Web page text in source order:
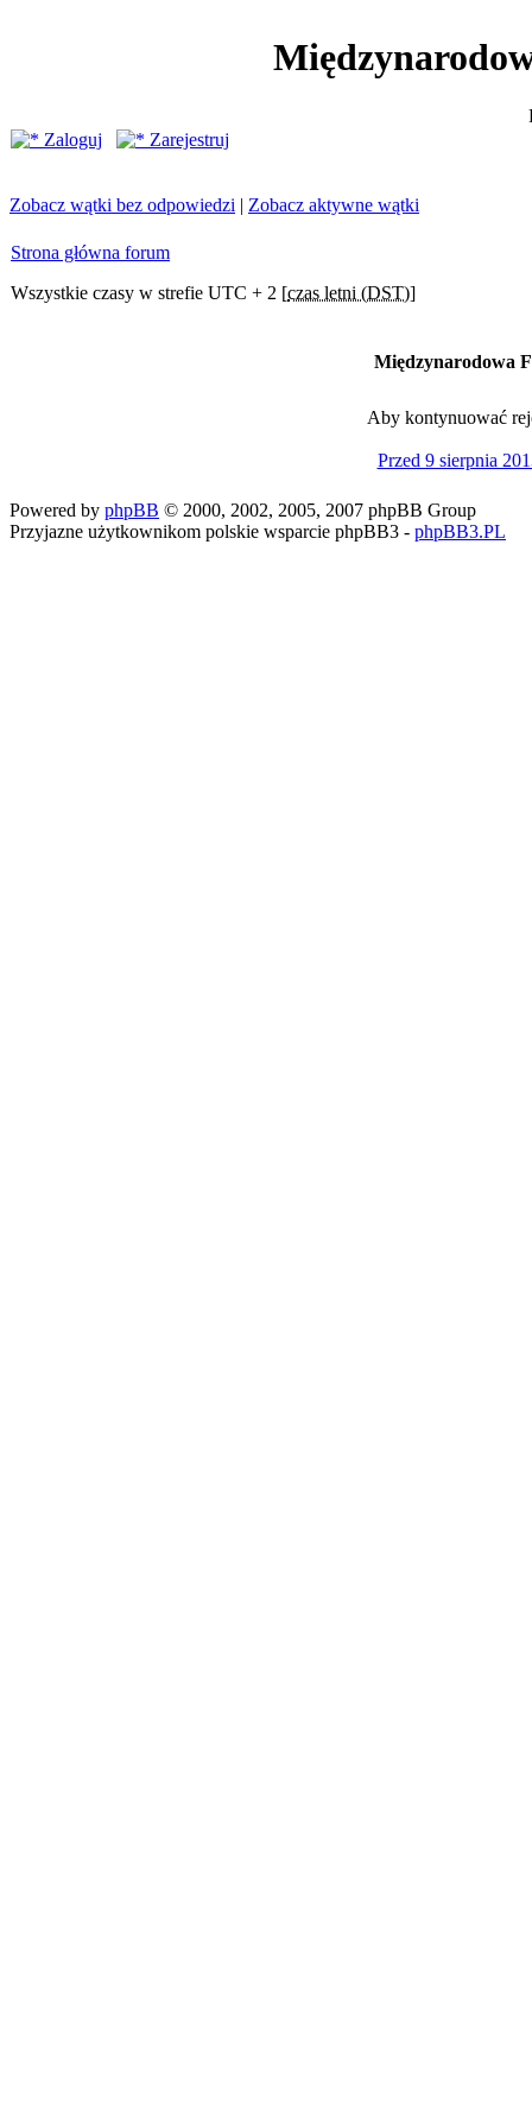
Zaloguj
Zarejestruj
Zobacz wątki bez odpowiedzi | Zobacz aktywne wątki
Strona główna forum
Wszystkie czasy w strefie UTC + 2 [czas letni (DST)]
Międzynarodowa
Aby kontynuować
Przed 9 sierpnia
Powered by phpBB © 2000, 2002, 2005, 2007 phpBB Group
Przyjazne użytkownikom polskie wsparcie phpBB3 - phpBB3.PL